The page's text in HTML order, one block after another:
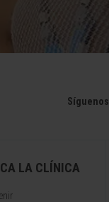
Síguenos
LA CLÍNICA